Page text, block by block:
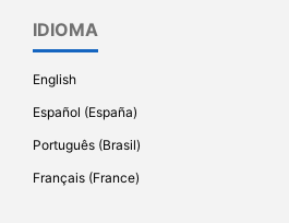
IDIOMA
English
Español (España)
Português (Brasil)
Français (France)